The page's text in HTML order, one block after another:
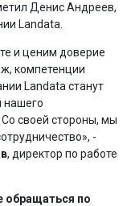
Денис Андреев,
Landata.
и ценим доверие
компетенции
Landata станут
своей стороны, мы
-
, директор по работе
обращаться по